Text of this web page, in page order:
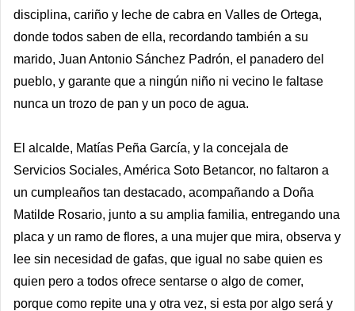
disciplina, cariño y leche de cabra en Valles de Ortega,
donde todos saben de ella, recordando también a su
marido, Juan Antonio Sánchez Padrón, el panadero del
pueblo, y garante que a ningún niño ni vecino le faltase
nunca un trozo de pan y un poco de agua.
El alcalde, Matías Peña García, y la concejala de
Servicios Sociales, América Soto Betancor, no faltaron a
un cumpleaños tan destacado, acompañando a Doña
Matilde Rosario, junto a su amplia familia, entregando una
placa y un ramo de flores, a una mujer que mira, observa y
lee sin necesidad de gafas, que igual no sabe quien es
quien pero a todos ofrece sentarse o algo de comer,
porque como repite una y otra vez, si esta por algo será y